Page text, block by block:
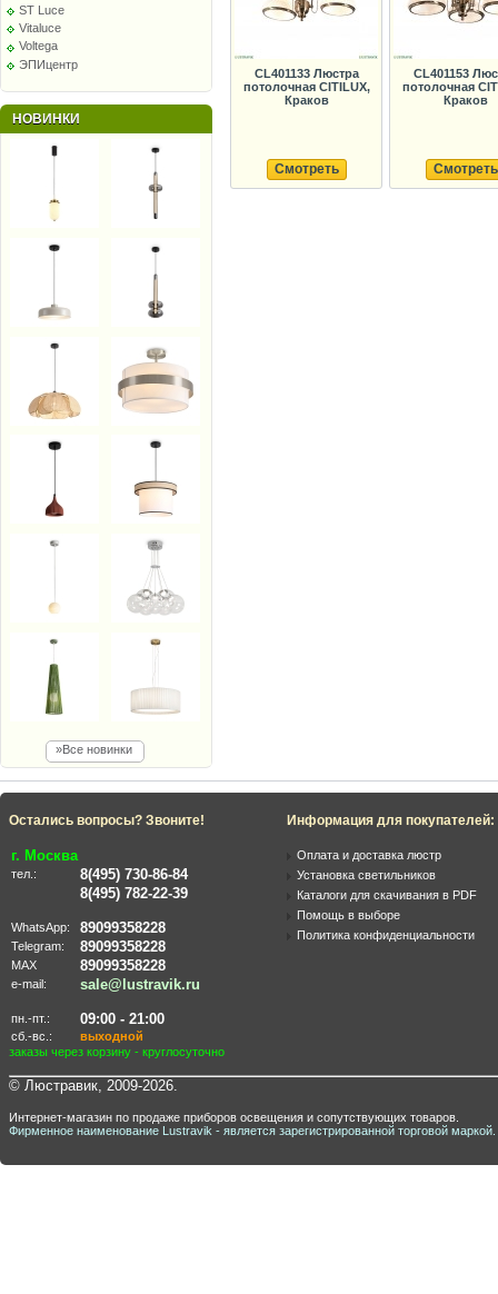
ST Luce
Vitaluce
Voltega
ЭПИцентр
НОВИНКИ
»Все новинки
CL401133 Люстра
потолочная CITILUX,
Краков
Смотреть
CL401153
потолочная
Краков
Смотреть
Остались вопросы? Звоните!
г. Москва
тел.:
8(495) 730-86-84
8(495) 782-22-39
WhatsApp: 89099358228
Telegram: 89099358228
MAX 89099358228
e-mail: sale@lustravik.ru
пн.-пт.: 09:00 - 21:00
сб.-вс.:
выходной
заказы через корзину - круглосуточно
Информация для покупателей:
Оплата и доставка люстр
Установка светильников
Каталоги для скачивания в PDF
Помощь в выборе
Политика конфиденциальности
© Люстравик, 2009-2026.
Интернет-магазин по продаже приборов освещения и сопутствующих товаров.
Фирменное наименование Lustravik - является зарегистрированной торговой